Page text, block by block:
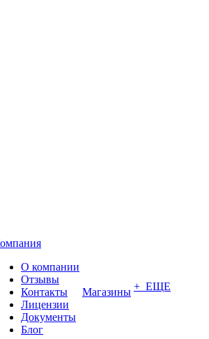
О компании
Отзывы
Контакты
Лицензии
Документы
Блог
Магазины + ЕЩЕ